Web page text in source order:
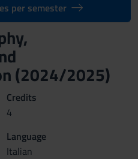
per semester
(2024/2025)
Credits
4
Language
Italian